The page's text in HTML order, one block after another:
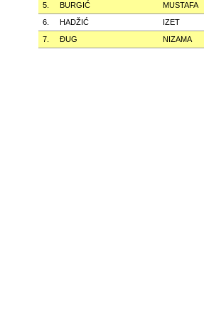
5.
BURGIĆ
MUSTAFA
6.
HADŽIĆ
IZET
7.
ÐUG NIZAMA